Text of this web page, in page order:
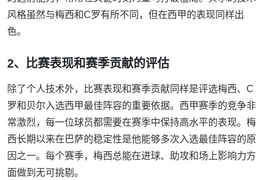
风格虽然与梅西和C罗有所不同，但在西甲的表现同样出
色。
2、比赛表现和赛季贡献的评估
除了个人技术外，比赛表现和赛季贡献同样是评选梅西、C
罗和贝尔入选西甲最佳阵容的重要依据。西甲赛季的竞争非
常激烈，每一位球员都需要在赛季中保持高水平的表现。梅
西长期以来在巴萨的稳定性是他能够多次入选最佳阵容的原
因之一。每个赛季，梅西总能在进球、助攻和场上影响力方
面做到无可挑剔。